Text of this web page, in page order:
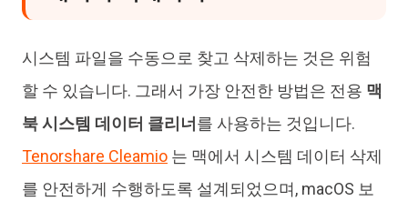
시스템 파일을 수동으로 찾고 삭제하는 것은 위험
할 수 있습니다. 그래서 가장 안전한 방법은 전용 맥
북 시스템 데이터 클리너 를 사용하는 것입니다.
Tenorshare Cleamio 는 맥에서 시스템 데이터 삭제
를 안전하게 수행하도록 설계되었으며, macOS 보